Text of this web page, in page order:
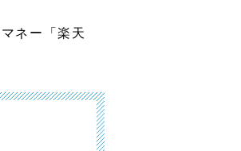
ネー「楽天